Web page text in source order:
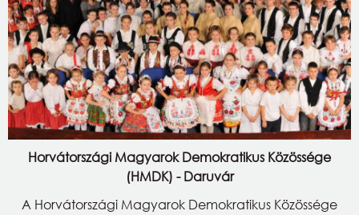
Horvátországi Magyarok Demokratikus Közössége
(HMDK) - Daruvár
A Horvátországi Magyarok Demokratikus Közössége